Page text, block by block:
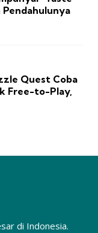
Pendahulunya
Quest Coba
Free-to-Play,
di Indonesia.